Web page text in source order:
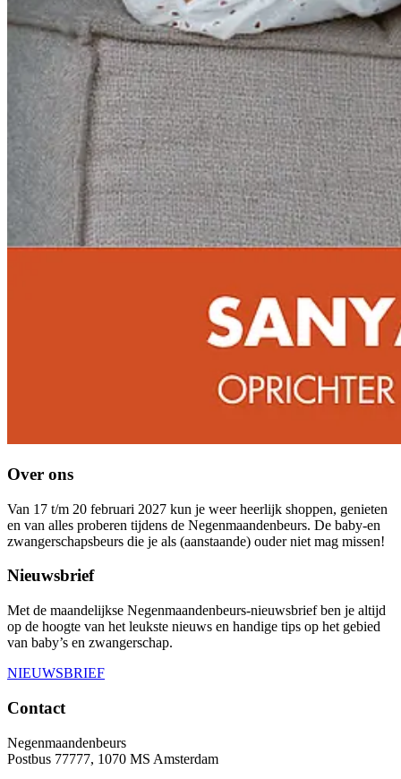
Over ons
Van 17 t/m 20 februari 2027 kun je weer heerlijk shoppen, genieten
en van alles proberen tijdens de Negenmaandenbeurs. De baby-en
zwangerschapsbeurs die je als (aanstaande) ouder niet mag missen!
Nieuwsbrief
Met de maandelijkse Negenmaandenbeurs-nieuwsbrief ben je altijd
op de hoogte van het leukste nieuws en handige tips op het gebied
van baby’s en zwangerschap.
NIEUWSBRIEF
Contact
Negenmaandenbeurs
Postbus 77777, 1070 MS Amsterdam